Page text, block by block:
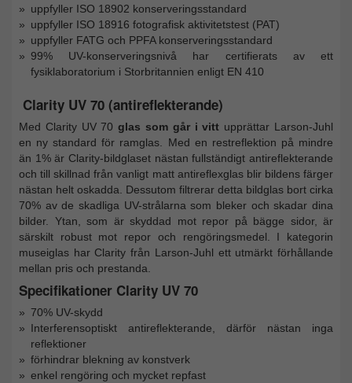
uppfyller ISO 18902 konserveringsstandard
uppfyller ISO 18916 fotografisk aktivitetstest (PAT)
uppfyller FATG och PPFA konserveringsstandard
99% UV-konserveringsnivå har certifierats av ett
fysiklaboratorium i Storbritannien enligt EN 410
Clarity UV 70 (antireflekterande)
Med Clarity UV 70glas som går i vitt upprättar Larson-Juhl
en ny standard för ramglas. Med en restreflektion på mindre
än 1% är Clarity-bildglaset nästan fullständigt antireflekterande
och till skillnad från vanligt matt antireflexglas blir bildens färger
nästan helt oskadda. Dessutom filtrerar detta bildglas bort cirka
70% av de skadliga UV-strålarna som bleker och skadar dina
bilder. Ytan, som är skyddad mot repor på bägge sidor, är
särskilt robust mot repor och rengöringsmedel. I kategorin
museiglas har Clarity från Larson-Juhl ett utmärkt förhållande
mellan pris och prestanda.
Specifikationer Clarity UV 70
70% UV-skydd
Interferensoptiskt antireflekterande, därför nästan inga
reflektioner
förhindrar blekning av konstverk
enkel rengöring och mycket repfast